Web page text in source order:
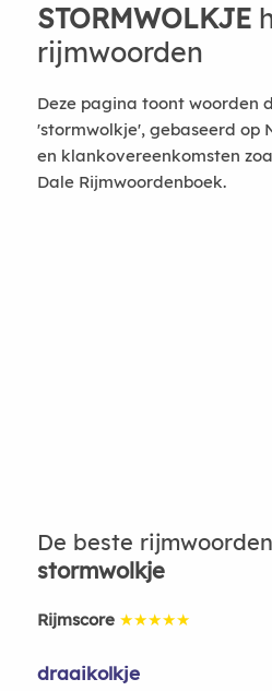
STORMWOLKJE
rijmwoorden
Deze pagina toont woorden
'stormwolkje', gebaseerd op
en klankovereenkomsten
Dale Rijmwoordenboek.
De beste
stormwolkje
Rijmscore ★★★★★
draaikolkje